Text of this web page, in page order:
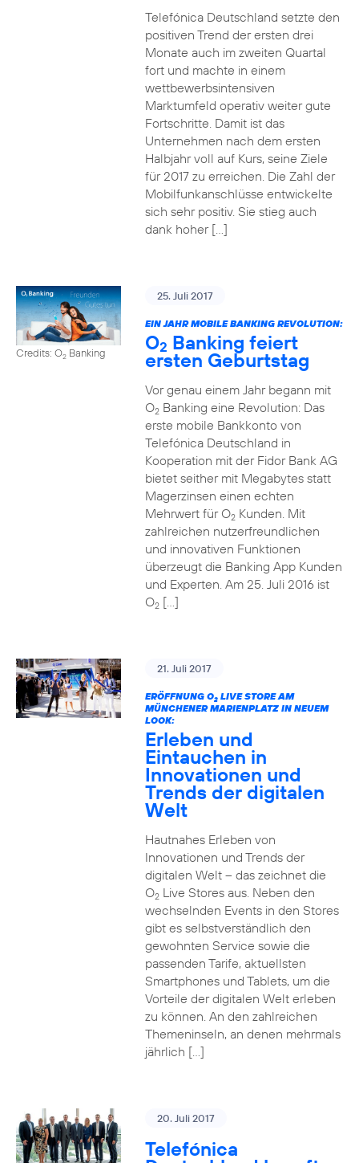
Telefónica Deutschland setzte den
positiven Trend der ersten drei
Monate auch im zweiten Quartal
fort und machte in einem
wettbewerbsintensiven
Marktumfeld operativ weiter gute
Fortschritte. Damit ist das
Unternehmen nach dem ersten
Halbjahr voll auf Kurs, seine Ziele
für 2017 zu erreichen. Die Zahl der
Mobilfunkanschlüsse entwickelte
sich sehr positiv. Sie stieg auch
dank hoher […]
Credits: O2 Banking
25. Juli 2017
EIN JAHR MOBILE BANKING REVOLUTION:
O2 Banking feiert
ersten Geburtstag
Vor genau einem Jahr begann mit
O2Banking eine Revolution: Das
erste mobile Bankkonto von
Telefónica Deutschland in
Kooperation mit der Fidor Bank AG
bietet seither mit Megabytes statt
Magerzinsen einen echten
Mehrwert für O2Kunden. Mit
zahlreichen nutzerfreundlichen
und innovativen Funktionen
überzeugt die Banking App Kunden
und Experten. Am 25. Juli 2016 ist
O2[…]
21. Juli 2017
ERÖFFNUNG O2LIVE STORE AM
MÜNCHENER MARIENPLATZ IN NEUEM
LOOK:
Erleben und
Eintauchen in
Innovationen und
Trends der digitalen
Welt
Hautnahes Erleben von
Innovationen und Trends der
digitalen Welt – das zeichnet die
O2Live Stores aus. Neben den
wechselnden Events in den Stores
gibt es selbstverständlich den
gewohnten Service sowie die
passenden Tarife, aktuellsten
Smartphones und Tablets, um die
Vorteile der digitalen Welt erleben
zu können. An den zahlreichen
Themeninseln, an denen mehrmals
jährlich […]
20. Juli 2017
Telefónica